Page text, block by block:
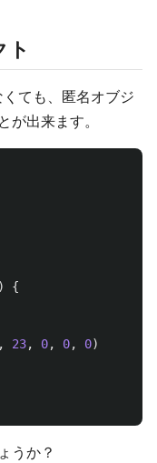
ト
ても、匿名オブジ
が出来ます。
{
, 23, 0, 0, 0)
うか？